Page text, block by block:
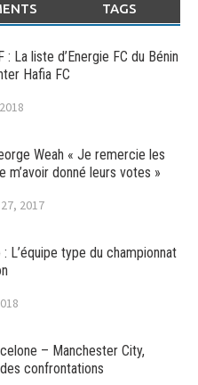
TAGS
: La liste d’Energie FC du Bénin
Hafia FC
Weah « Je remercie les
m’avoir donné leurs votes »
2017
: L’équipe type du championnat
– Manchester City,
confrontations